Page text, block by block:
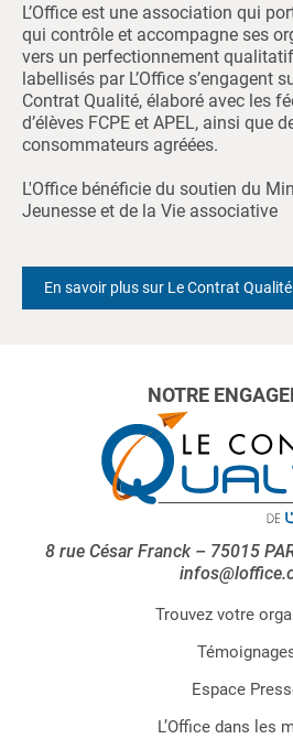
L’Office est une association qui
qui contrôle et accompagne ses
vers un perfectionnement
labellisés par L’Office s’engagent
Contrat Qualité, élaboré avec les
d’élèves FCPE et APEL, ainsi que
consommateurs agréées.
L'Office bénéficie du soutien du
Jeunesse et de la Vie associative
En savoir plus sur Le Contrat Qualité
NOTRE
8 rue César Franck – 75015
Trouvez votre
Espace
L’Office dans les